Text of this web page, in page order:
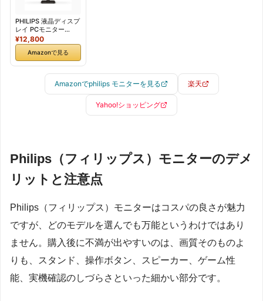
27E1N2600AE/11
【国内正規品】
PHILIPS 液晶ディスプ
レイ PCモニター
(23.8イン
チ/IPS/FHD/120Hz/1
ms/5年保証/HDMI,
DVI-D, VGA/チル
防止/ブルーライト軽
減AdaptiveSync/スリ
ムベゼル/在宅ワーク/
¥12,800
Amazonで見る
Amazonでphilips モニターを見る 楽天
Yahoo!ショッピング
Philips（フィリップス）モニターのデメ
リットと注意点
Philips（フィリップス）モニターはコスパの良さが魅力
ですが、どのモデルを選んでも万能というわけではあり
ません。購入後に不満が出やすいのは、画質そのものよ
りも、スタンド、操作ボタン、スピーカー、ゲーム性
能、実機確認のしづらさといった細かい部分です。